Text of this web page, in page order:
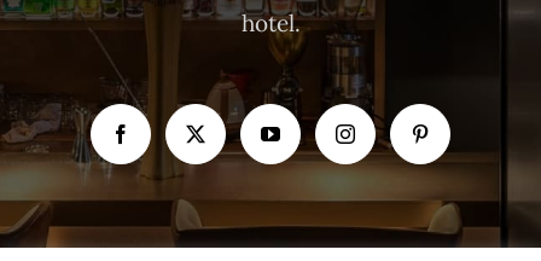
hotel.